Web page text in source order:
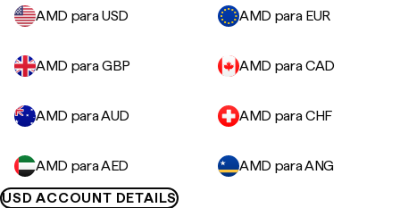
AMD para USD
AMD para EUR
AMD para GBP AMD para CAD
AMD para AUD AMD para CHF
AMD para AED
AMD para ANG
USD ACCOUNT DETAILS